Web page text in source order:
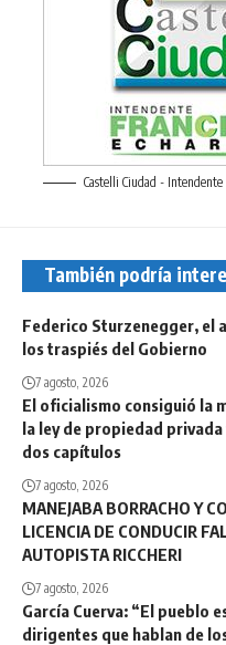
Castelli Ciudad - Intendente
También podría
Federico Sturzenegger, el
los traspiés del Gobierno
7 agosto, 2026
El oficialismo consiguió la
la ley de propiedad
dos capítulos
7 agosto, 2026
MANEJABA BORRACHO Y
LICENCIA DE CONDUCIR
AUTOPISTA RICCHERI
7 agosto, 2026
García Cuerva: “El pueblo
dirigentes que hablan de